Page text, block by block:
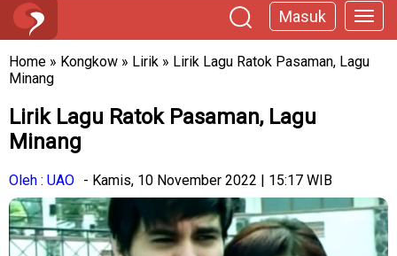
Masuk
Home » Kongkow » Lirik » Lirik Lagu Ratok Pasaman, Lagu
Minang
Lirik Lagu Ratok Pasaman, Lagu
Minang
Oleh : UAO - Kamis, 10 November 2022 | 15:17 WIB